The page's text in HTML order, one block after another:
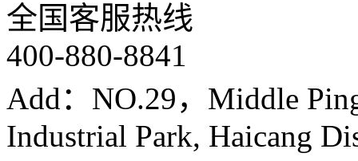
全国客服热线
400-880-8841
Add：NO.29，Middle
Industrial Park, Haicang